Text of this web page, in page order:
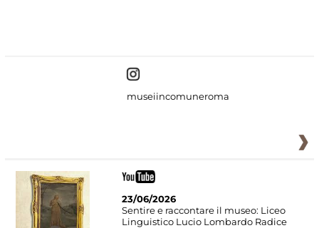
museiincomuneroma
23/06/2026
Sentire e raccontare il museo: Liceo
Linguistico Lucio Lombardo Radice